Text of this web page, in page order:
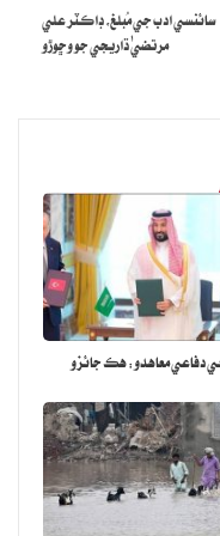
جي لڳ ڀڳ ٽيچرس جي
ڪري ويٺل آھن پر مجال آھي
نمائيندا هن حوالي سان
ڀرڳڙي هاءِ اسڪول واڻڪي
سائنس ٽيچرن جي وڏي کوٽ
وڌيڪ ڳوٺن کي گئس بجلي
اڪثر ڳوڄن ۾ ترقياتي ڪم
ٿيا آھن اڪثر يونين
کائي ويا آھن
سائنسي ادب جي مُبلغ، ڊاڪٽر علي
مرتضيٰ ڌاريجي جو وڇوڙو
دفاعي معاهدو: هڪ جائزو